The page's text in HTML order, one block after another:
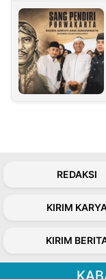
REDAKSI
KIRIM
KIRIM